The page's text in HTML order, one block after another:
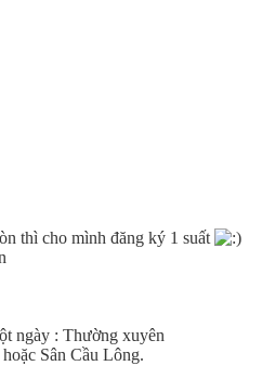
thì cho mình đăng ký 1 suất
ngày : Thường xuyên
Sân Cầu Lông.​